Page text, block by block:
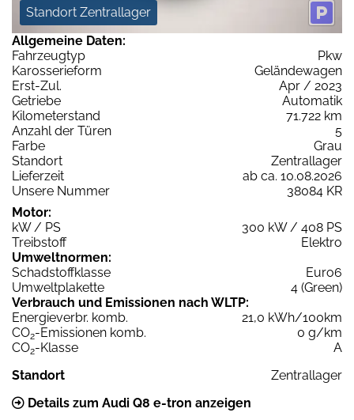
Standort Zentrallager
Allgemeine Daten:
Fahrzeugtyp
Pkw
Karosserieform
Geländewagen
Erst-Zul.
Apr / 2023
Getriebe
Automatik
Kilometerstand
71.722 km
Anzahl der Türen
5
Farbe
Grau
Standort
Zentrallager
Lieferzeit
ab ca. 10.08.2026
Unsere Nummer
38084 KR
Motor:
kW / PS
300 kW / 408 PS
Treibstoff
Elektro
Umweltnormen:
Schadstoffklasse
Euro6
Umweltplakette
4 (Green)
Verbrauch und Emissionen nach WLTP:
Energieverbr. komb.
21,0 kWh/100km
CO2-Emissionen komb.
0 g/km
CO2-Klasse
A
Standort
Zentrallager
Details zum Audi Q8 e-tron anzeigen